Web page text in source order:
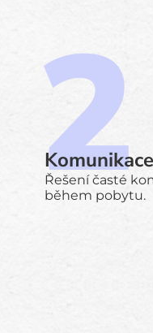
Řešení časté
během pobytu.